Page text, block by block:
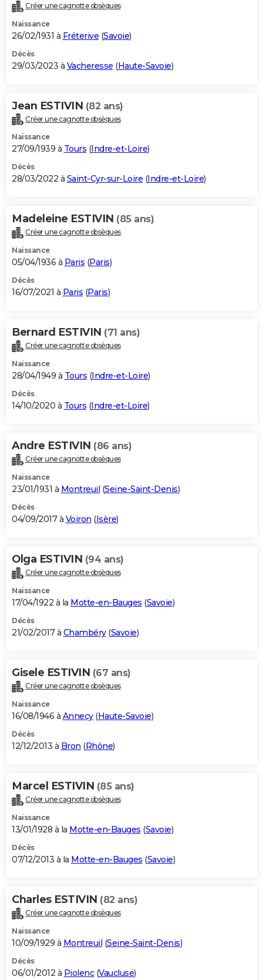
Créer une cagnotte obsèques
Naissance
26/02/1931 à Fréterive (Savoie)
Décès
29/03/2023 à Vacheresse (Haute-Savoie)
Jean ESTIVIN (82 ans)
Créer une cagnotte obsèques
Naissance
27/09/1939 à Tours (Indre-et-Loire)
Décès
28/03/2022 à Saint-Cyr-sur-Loire (Indre-et-Loire)
Madeleine ESTIVIN (85 ans)
Créer une cagnotte obsèques
Naissance
05/04/1936 à Paris (Paris)
Décès
16/07/2021 à Paris (Paris)
Bernard ESTIVIN (71 ans)
Créer une cagnotte obsèques
Naissance
28/04/1949 à Tours (Indre-et-Loire)
Décès
14/10/2020 à Tours (Indre-et-Loire)
Andre ESTIVIN (86 ans)
Créer une cagnotte obsèques
Naissance
23/01/1931 à Montreuil (Seine-Saint-Denis)
Décès
04/09/2017 à Voiron (Isère)
Olga ESTIVIN (94 ans)
Créer une cagnotte obsèques
Naissance
17/04/1922 à la Motte-en-Bauges (Savoie)
Décès
21/02/2017 à Chambéry(Savoie)
Gisele ESTIVIN (67 ans)
Créer une cagnotte obsèques
Naissance
16/08/1946 à Annecy(Haute-Savoie)
Décès
12/12/2013 à Bron (Rhône)
Marcel ESTIVIN (85 ans)
Créer une cagnotte obsèques
Naissance
13/01/1928 à la Motte-en-Bauges (Savoie)
Décès
07/12/2013 à la Motte-en-Bauges (Savoie)
Charles ESTIVIN (82 ans)
Créer une cagnotte obsèques
Naissance
10/09/1929 à Montreuil (Seine-Saint-Denis)
Décès
06/01/2012 à Piolenc(Vaucluse)